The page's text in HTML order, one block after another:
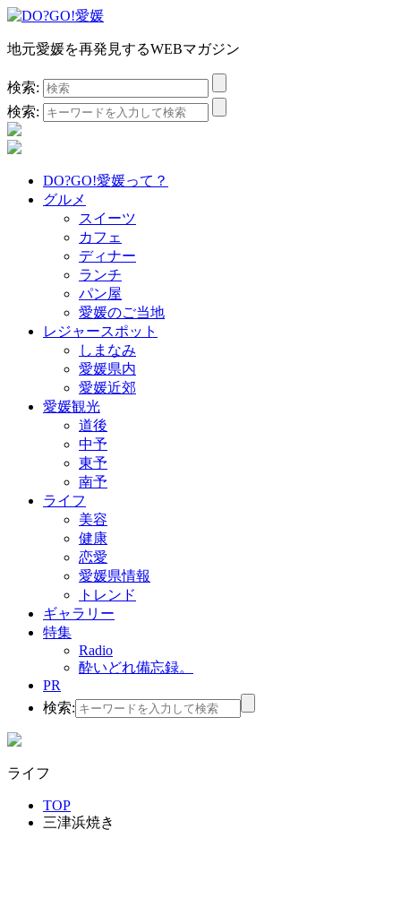
地元愛媛を再発見するWEBマガジン
検索:
検索:
DO?GO!愛媛って？
グルメ
スイーツ
カフェ
ディナー
ランチ
パン屋
愛媛のご当地
レジャースポット
しまなみ
愛媛県内
愛媛近郊
愛媛観光
道後
中予
東予
南予
ライフ
美容
健康
恋愛
愛媛県情報
トレンド
ギャラリー
特集
Radio
酔いどれ備忘録。
PR
検索:
ライフ
TOP
三津浜焼き